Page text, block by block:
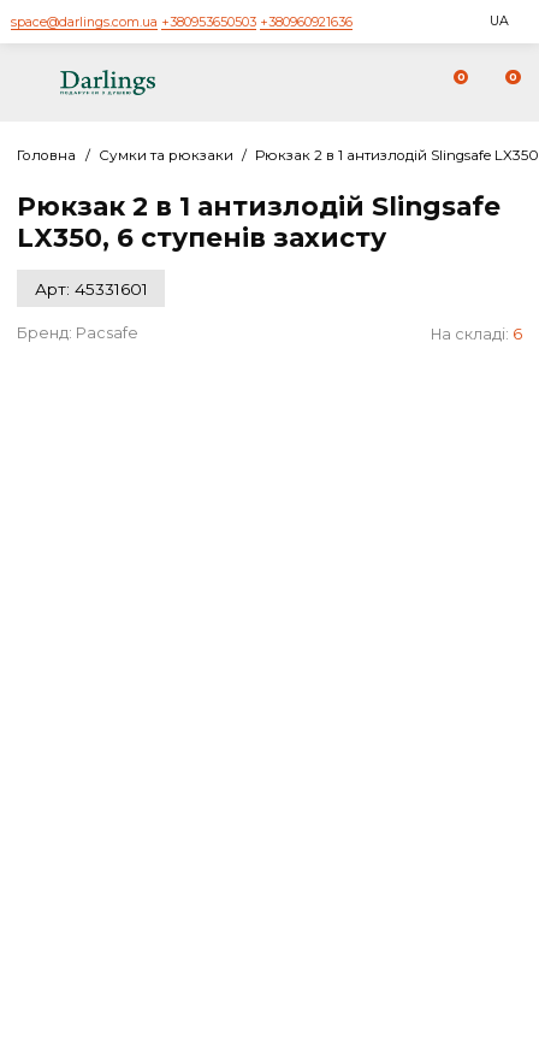
space@darlings.com.ua +380953650503 +380960921636
0
Рюкзак 2 в 1 антизлодій
LX350, 6 ступенів захисту